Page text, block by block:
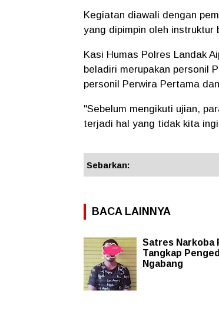
Kegiatan diawali dengan
yang dipimpin oleh
Kasi Humas Polres Landak
beladiri merupakan personil
personil Perwira Pertama
"Sebelum mengikuti ujian,
terjadi hal yang tidak kita
Sebarkan:
BACA LAINNYA
Satres Narkoba
Tangkap
Ngabang